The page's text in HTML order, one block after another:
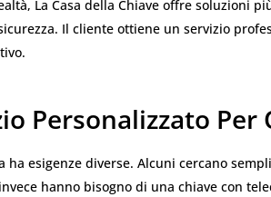
La Casa della Chiave offre soluzioni
Il cliente ottiene un servizio
Personalizzato Per
ha esigenze diverse. Alcuni cercano
hanno bisogno di una chiave con